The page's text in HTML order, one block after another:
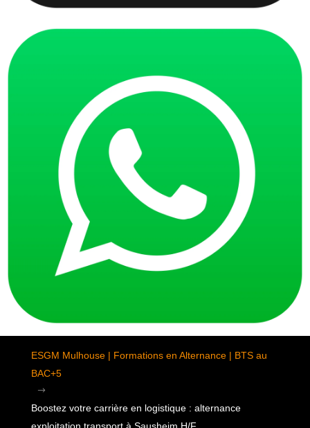
ESGM Mulhouse | Formations en Alternance | BTS au
BAC+5
$
Boostez votre carrière en logistique : alternance